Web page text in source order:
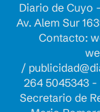
Diario de Cuyo
Av. Alem Sur
Contacto:
/
264 5045343 -
Secretario de